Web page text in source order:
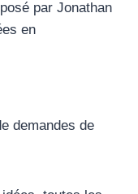
par Jonathan
en
demandes de